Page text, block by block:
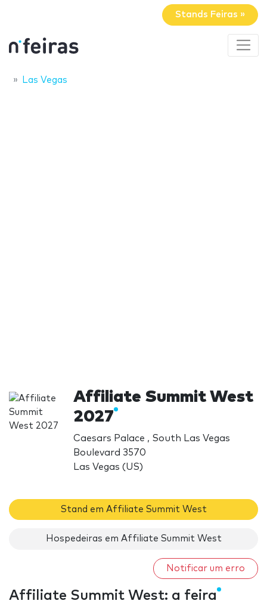
Stands Feiras »
Las Vegas
Affiliate Summit West
2027
Caesars Palace , South Las Vegas
Boulevard 3570
Las Vegas (US)
Stand em Affiliate Summit West
Hospedeiras em Affiliate Summit West
Notificar um erro
Affiliate Summit West: a feira